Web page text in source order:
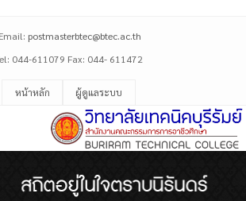
Email: postmasterbtec@btec.ac.th
044-611079 Fax: 044- 611472
หน้าหลัก ผู้ดูแลระบบ